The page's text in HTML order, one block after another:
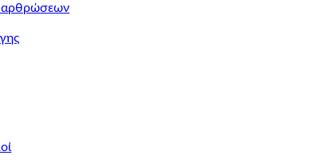
αρθρώσεων